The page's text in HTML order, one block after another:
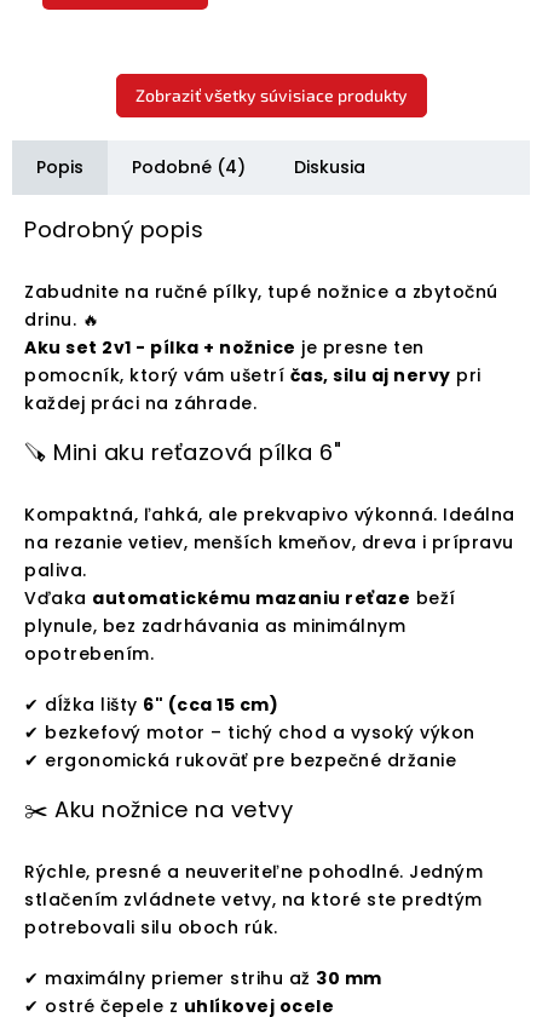
Zobraziť všetky súvisiace produkty
Popis Podobné (4) Diskusia
Podrobný popis
Zabudnite na ručné pílky, tupé nožnice a zbytočnú
drinu. 🔥
Aku set 2v1 - pílka + nožnice je presne ten
pomocník, ktorý vám ušetrí čas, silu aj nervy pri
každej práci na záhrade.
🪚 Mini aku reťazová pílka 6"
Kompaktná, ľahká, ale prekvapivo výkonná. Ideálna
na rezanie vetiev, menších kmeňov, dreva i prípravu
paliva.
Vďaka automatickému mazaniu reťaze beží
plynule, bez zadrhávania as minimálnym
opotrebením.
✔ dĺžka lišty 6" (cca 15 cm)
✔ bezkefový motor – tichý chod a vysoký výkon
✔ ergonomická rukoväť pre bezpečné držanie
✂️ Aku nožnice na vetvy
Rýchle, presné a neuveriteľne pohodlné. Jedným
stlačením zvládnete vetvy, na ktoré ste predtým
potrebovali silu oboch rúk.
✔ maximálny priemer strihu až 30 mm
✔ ostré čepele z uhlíkovej ocele